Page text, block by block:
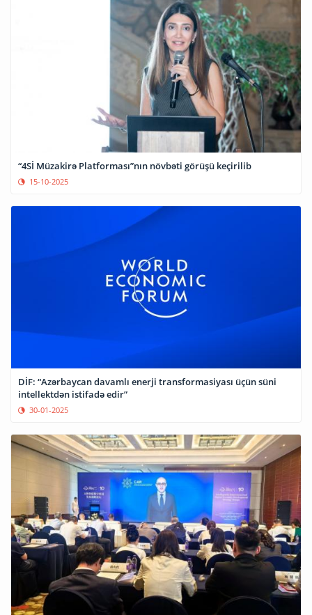
“4Sİ Müzakirə Platforması”nın növbəti görüşü keçirilib
15-10-2025
DİF: “Azərbaycan davamlı enerji transformasiyası üçün süni
intellektdən istifadə edir”
30-01-2025